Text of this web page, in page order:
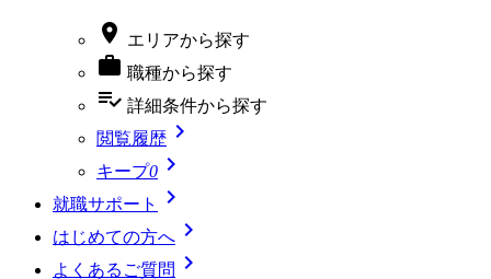
 エリアから探す
 職種から探す
playlist_add_check 詳細条件から探す
閲覧履歴 
キープ0 
就職サポート 
はじめての方へ 
よくあるご質問 